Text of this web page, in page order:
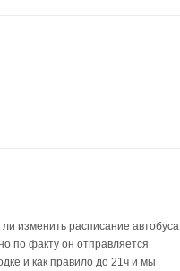
изменить расписание автобуса
по факту он отправляется
и как правило до 21ч и мы